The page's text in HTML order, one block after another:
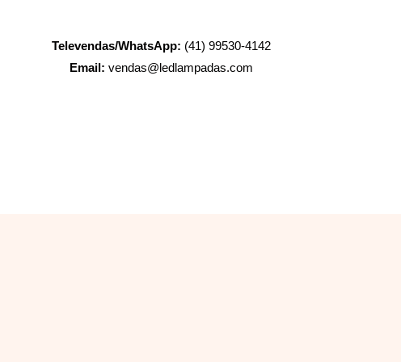
Televendas/WhatsApp: (41) 99530-4142
Email: vendas@ledlampadas.com